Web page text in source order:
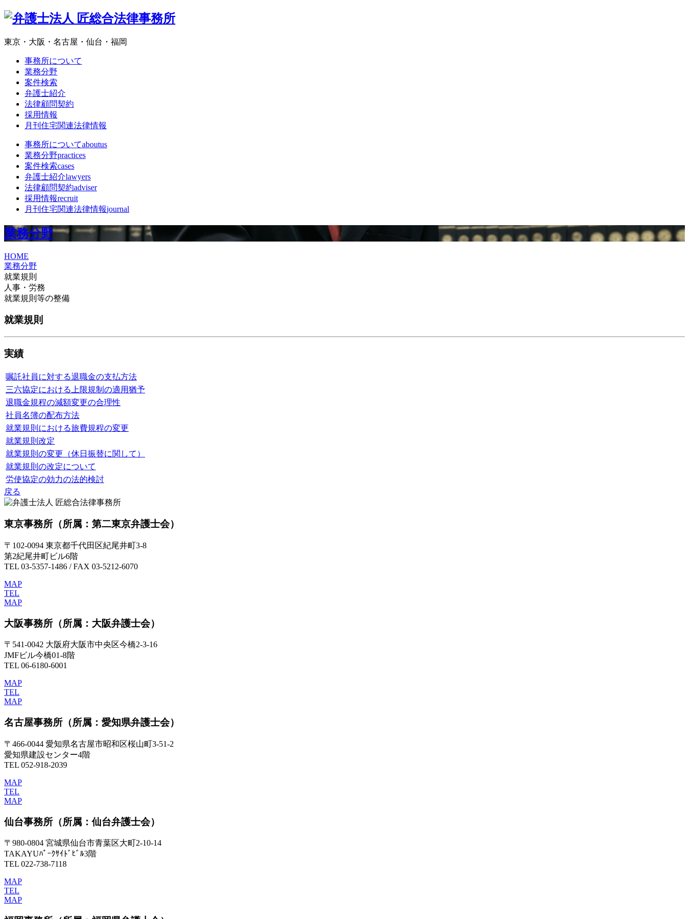
東京・大阪・名古屋・仙台・福岡
事務所について
業務分野
案件検索
弁護士紹介
法律顧問契約
採用情報
月刊住宅関連法律情報
事務所についてaboutus
業務分野practices
案件検索cases
弁護士紹介lawyers
法律顧問契約adviser
採用情報recruit
月刊住宅関連法律情報journal
業務分野
HOME
業務分野
就業規則
人事・労務
就業規則等の整備
就業規則
実績
嘱託社員に対する退職金の支払方法
三六協定における上限規制の適用猶予
退職金規程の減額変更の合理性
社員名簿の配布方法
就業規則における旅費規程の変更
就業規則改定
就業規則の変更（休日振替に関して）
就業規則の改定について
労使協定の効力の法的検討
戻る
東京事務所 （所属：第二東京弁護士会）
〒102-0094 東京都千代田区紀尾井町3-8
第2紀尾井町ビル6階
TEL 03-5357-1486 / FAX 03-5212-6070
MAP
TEL
MAP
大阪事務所 （所属：大阪弁護士会）
〒541-0042 大阪府大阪市中央区今橋2-3-16
JMFビル今橋01-8階
TEL 06-6180-6001
MAP
TEL
MAP
名古屋事務所 （所属：愛知県弁護士会）
〒466-0044 愛知県名古屋市昭和区桜山町3-51-2
愛知県建設センター4階
TEL 052-918-2039
MAP
TEL
MAP
仙台事務所 （所属：仙台弁護士会）
〒980-0804 宮城県仙台市青葉区大町2-10-14
TAKAYUﾊﾟｰｸｻｲﾄﾞﾋﾞﾙ3階
TEL 022-738-7118
MAP
TEL
MAP